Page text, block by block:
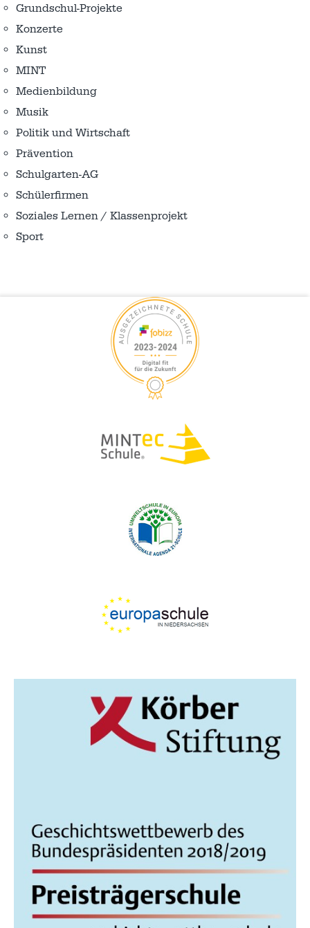
Grundschul-Projekte
Konzerte
Kunst
MINT
Medienbildung
Musik
Politik und Wirtschaft
Prävention
Schulgarten-AG
Schülerfirmen
Soziales Lernen / Klassenprojekt
Sport